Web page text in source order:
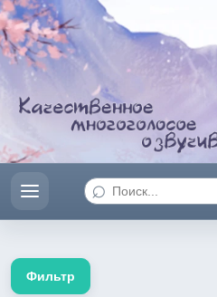
⌕
Фильтр